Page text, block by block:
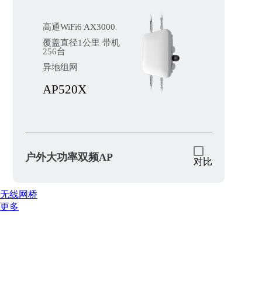
高通WiFi6 AX3000
覆盖直径1公里 带机
256台
异地组网
AP520X
户外大功率双频AP 对比
无线网桥
更多